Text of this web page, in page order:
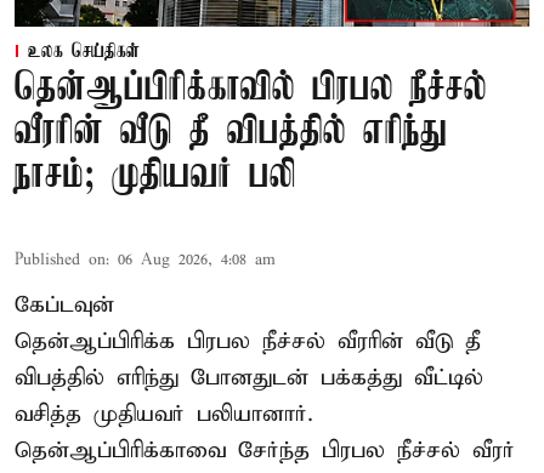
உலக செய்திகள்
தென்ஆப்பிரிக்காவில் பிரபல நீச்சல்
வீரரின் வீடு தீ விபத்தில் எரிந்து
நாசம்; முதியவர் பலி
Published on: 06 Aug 2026, 4:08 am
கேப்டவுன்
தென்ஆப்பிரிக்க பிரபல நீச்சல் வீரரின் வீடு தீ
விபத்தில் எரிந்து போனதுடன் பக்கத்து வீட்டில்
வசித்த முதியவர் பலியானார்.
தென்ஆப்பிரிக்காவை சேர்ந்த பிரபல நீச்சல் வீரர்